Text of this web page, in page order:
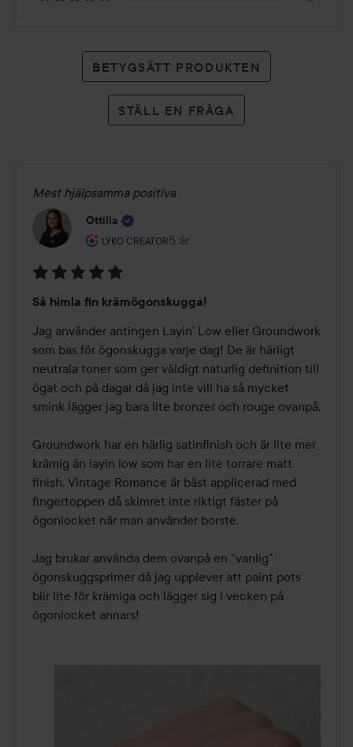
BETYGSÄTT PRODUKTEN
STÄLL EN FRÅGA
Mest hjälpsamma positiva
Ottilia
LYKO CREATOR
Användarens roll: Lyko Creator.
5 år
Inlägget skapades 5 år
5
av
5
Så himla fin krämögonskugga!
Jag använder antingen Layin' Low eller Groundwork
som bas för ögonskugga varje dag! De är härligt
neutrala toner som ger väldigt naturlig definition till
ögat och på dagar då jag inte vill ha så mycket
smink lägger jag bara lite bronzer och rouge ovanpå.
Groundwork har en härlig satinfinish och är lite mer
krämig än layin low som har en lite torrare matt
finish. Vintage Romance är bäst applicerad med
fingertoppen då skimret inte riktigt fäster på
ögonlocket när man använder borste.
Jag brukar använda dem ovanpå en "vanlig"
ögonskuggsprimer då jag upplever att paint pots
blir lite för krämiga och lägger sig i vecken på
ögonlocket annars!